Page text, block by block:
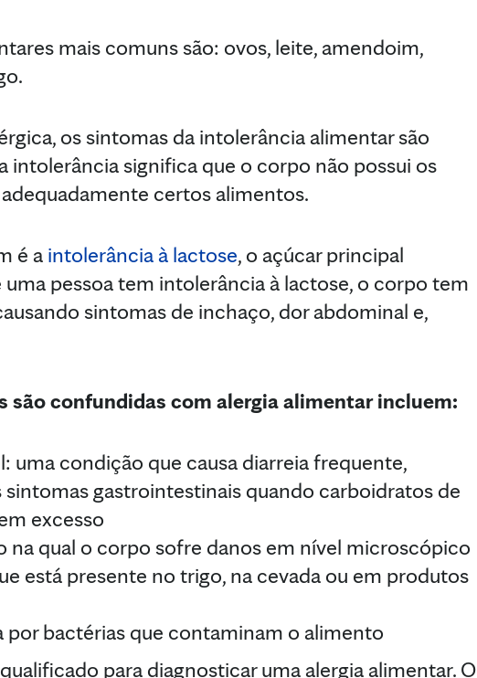
mais comuns são: ovos, leite, amendoim,
os sintomas da intolerância alimentar são
significa que o corpo não possui os
certos alimentos.
é a intolerância à lactose, o açúcar principal
pessoa tem intolerância à lactose, o corpo tem
sintomas de inchaço, dor abdominal e,
são confundidas com alergia alimentar incluem:
condição que causa diarreia frequente,
gastrointestinais quando carboidratos de
excesso
na qual o corpo sofre danos em nível microscópico
está presente no trigo, na cevada ou em produtos
por bactérias que contaminam o alimento
para diagnosticar uma alergia alimentar. O